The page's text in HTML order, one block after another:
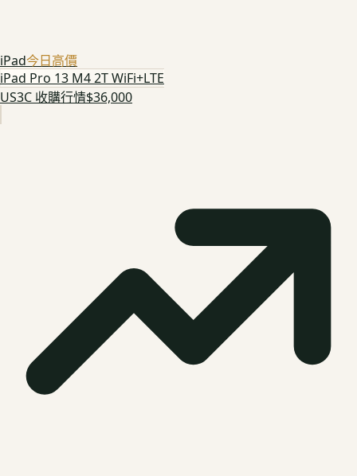
iPad今日高價
iPad Pro 13 M4 2T WiFi+LTE
US3C 收購行情$36,000